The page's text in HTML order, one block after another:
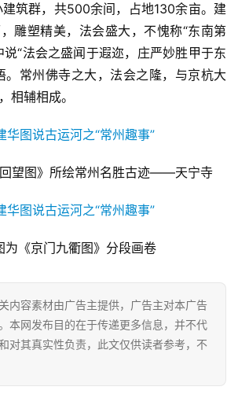
筑群，共500余间，占地130余亩。建
雕塑精美，法会盛大，不愧称“东南第
说“法会之盛闻于遐迩，庄严妙胜甲于东
。常州佛寺之大，法会之隆，与京杭大
相辅相成。
望图》所绘常州名胜古迹——天宁寺
为《京门九衢图》分段画卷
内容素材由广告主提供，广告主对本广告
本网发布目的在于传递更多信息，并不代
对其真实性负责，此文仅供读者参考，不